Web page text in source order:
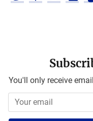
You'll only receive